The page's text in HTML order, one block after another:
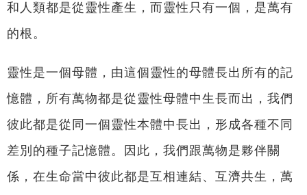
和人類都是從靈性產生，而靈性只有一個，是萬有
的根。
靈性是一個母體，由這個靈性的母體長出所有的記
憶體，所有萬物都是從靈性母體中生長而出，我們
彼此都是從同一個靈性本體中長出，形成各種不同
差別的種子記憶體。因此，我們跟萬物是夥伴關
係，在生命當中彼此都是互相連結、互濟共生，萬